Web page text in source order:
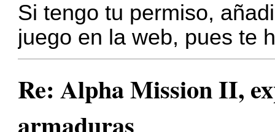
Si tengo tu permiso,
juego en la web, pues te
Re: Alpha Mission II,